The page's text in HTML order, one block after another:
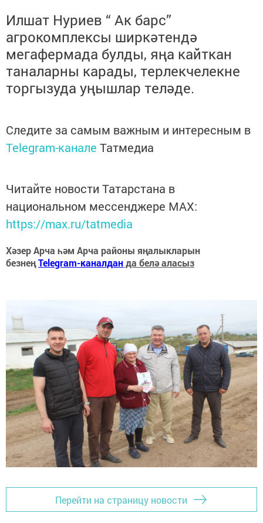
Илшат Нуриев “ Ак барс”
агрокомплексы ширкәтендә
мегафермада булды, яңа кайткан
таналарны карады, терлекчелекне
торгызуда уңышлар теләде.
Следите за самым важным и интересным в
Telegram-канале Татмедиа
Читайте новости Татарстана в
национальном мессенджере MАХ:
https://max.ru/tatmedia
Хәзер Арча һәм Арча районы яңалыкларын
безнеңTelegram-каналданда белә аласыз
Перейти на страницу новости